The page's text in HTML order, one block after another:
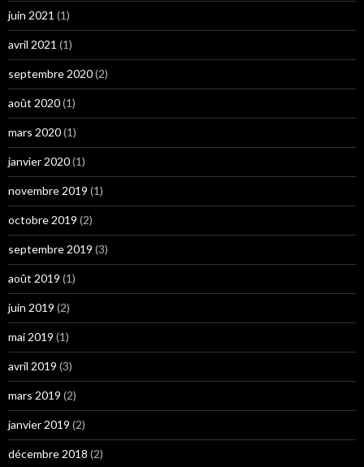
juin 2021 (1)
avril 2021 (1)
septembre 2020(2)
août 2020(1)
mars 2020(1)
janvier 2020(1)
novembre 2019 (1)
octobre 2019 (2)
septembre 2019 (3)
août 2019 (1)
juin 2019 (2)
mai 2019 (1)
avril 2019 (3)
mars 2019 (2)
janvier 2019 (2)
décembre 2018 (2)